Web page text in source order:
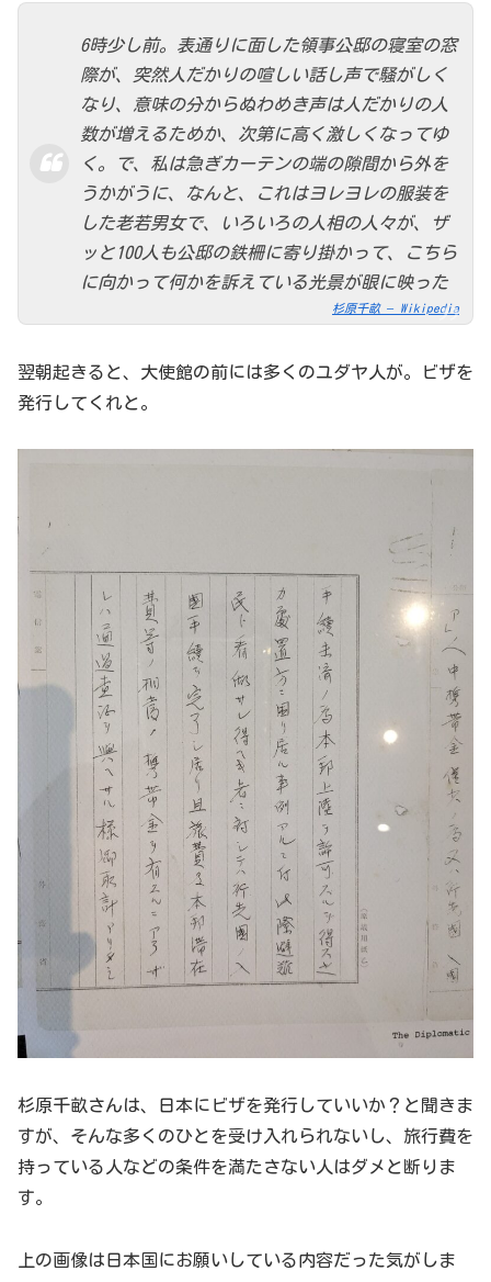
6時少し前。表通りに面した領事公邸の寝室の窓
際が、突然人だかりの喧しい話し声で騒がしく
なり、意味の分からぬわめき声は人だかりの人
数が増えるためか、次第に高く激しくなってゆ
く。で、私は急ぎカーテンの端の隙間から外を
うかがうに、なんと、これはヨレヨレの服装を
した老若男女で、いろいろの人相の人々が、ザ
ッと100人も公邸の鉄柵に寄り掛かって、こちら
に向かって何かを訴えている光景が眼に映った
杉原千畝 – Wikipedia
翌朝起きると、大使館の前には多くのユダヤ人が。ビザを
発行してくれと。
杉原千畝さんは、日本にビザを発行していいか？と聞きま
すが、そんな多くのひとを受け入れられないし、旅行費を
持っている人などの条件を満たさない人はダメと断りま
す。
上の画像は日本国にお願いしている内容だった気がしま